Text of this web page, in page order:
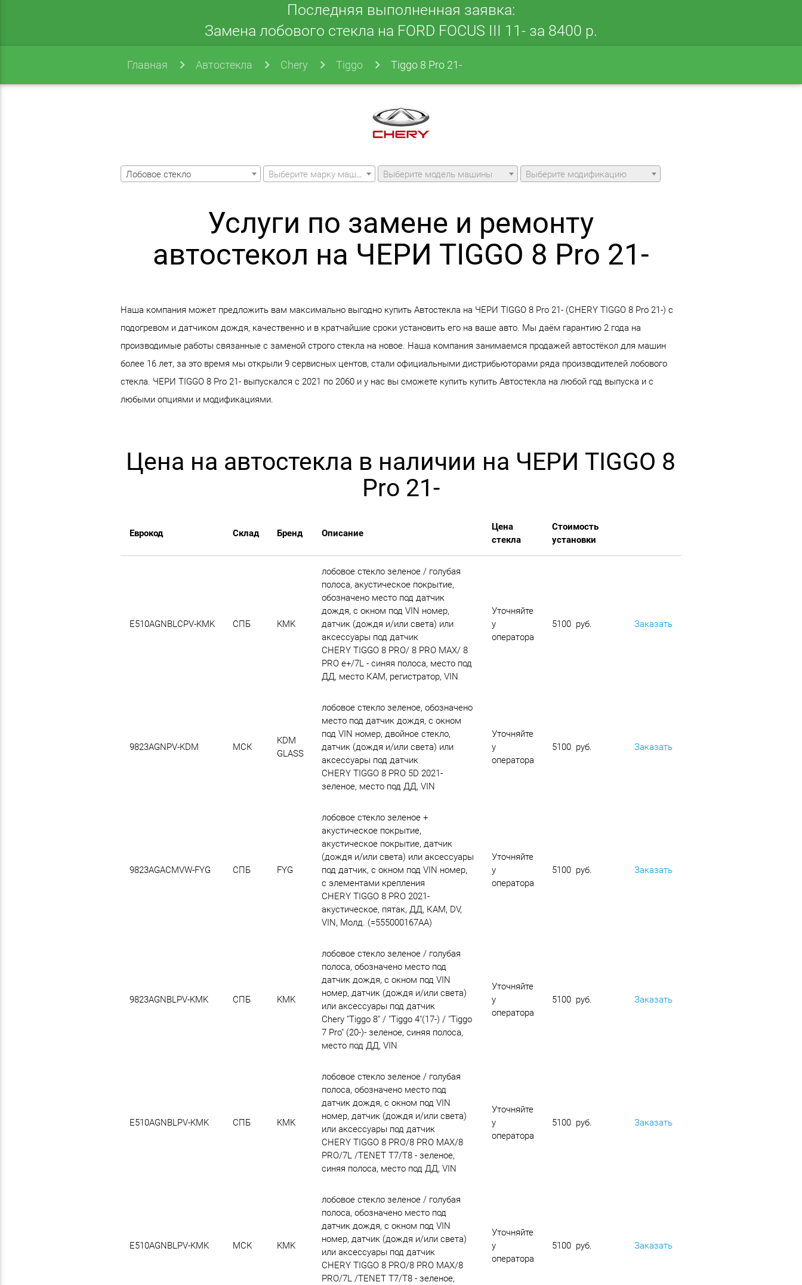
Последняя выполненная заявка:
Замена лобового стекла на FORD FOCUS III 11- за 8400 р.
Главная Автостекла Chery Tiggo Tiggo 8 Pro 21-
Лобовое стекло Выберите марку машины Выберите модель машины Выберите модификацию
Услуги по замене и ремонту
автостекол на ЧЕРИ TIGGO 8 Pro 21-
Наша компания может предложить вам максимально выгодно купить Автостекла на ЧЕРИ TIGGO 8 Pro 21- (CHERY TIGGO 8 Pro 21-) с
подогревом и датчиком дождя, качественно и в кратчайшие сроки установить его на ваше авто. Мы даём гарантию 2 года на
производимые работы связанные с заменой строго стекла на новое. Наша компания занимаемся продажей автостёкол для машин
более 16 лет, за это время мы открыли 9 сервисных центов, стали официальными дистрибьюторами ряда производителей лобового
стекла. ЧЕРИ TIGGO 8 Pro 21- выпускался с 2021 по 2060 и у нас вы сможете купить купить Автостекла на любой год выпуска и с
любыми опциями и модификациями.
Цена на автостекла в наличии на ЧЕРИ TIGGO 8
Pro 21-
Еврокод Склад Бренд Описание
Цена
стекла
Стоимость
установки
E510AGNBLCPV-KMK СПБ KMK
лобовое стекло зеленое / голубая
полоса, акустическое покрытие,
обозначено место под датчик
дождя, с окном под VIN номер,
датчик (дождя и/или света) или
аксессуары под датчик
CHERY TIGGO 8 PRO/ 8 PRO MAX/ 8
PRO e+/7L - синяя полоса, место под
ДД, место КАМ, регистратор, VIN
Уточняйте
у
оператора
5100 руб. Заказать
9823AGNPV-KDM МСК
KDM
GLASS
лобовое стекло зеленое, обозначено
место под датчик дождя, с окном
под VIN номер, двойное стекло,
датчик (дождя и/или света) или
аксессуары под датчик
CHERY TIGGO 8 PRO 5D 2021-
зеленое, место под ДД, VIN
Уточняйте
у
оператора
5100 руб. Заказать
9823AGACMVW-FYG СПБ FYG
лобовое стекло зеленое +
акустическое покрытие,
акустическое покрытие, датчик
(дождя и/или света) или аксессуары
под датчик, с окном под VIN номер,
с элементами крепления
CHERY TIGGO 8 PRO 2021-
акустическое, пятак, ДД, КАМ, DV,
VIN, Молд. (=555000167AA)
Уточняйте
у
оператора
5100 руб. Заказать
9823AGNBLPV-KMK СПБ KMK
лобовое стекло зеленое / голубая
полоса, обозначено место под
датчик дождя, с окном под VIN
номер, датчик (дождя и/или света)
или аксессуары под датчик
Chery "Tiggo 8" / "Tiggo 4"(17-) / "Tiggo
7 Pro" (20-)- зеленое, синяя полоса,
место под ДД, VIN
Уточняйте
у
оператора
5100 руб. Заказать
E510AGNBLPV-KMK СПБ KMK
лобовое стекло зеленое / голубая
полоса, обозначено место под
датчик дождя, с окном под VIN
номер, датчик (дождя и/или света)
или аксессуары под датчик
CHERY TIGGO 8 PRO/8 PRO MAX/8
PRO/7L /TENET T7/T8 - зеленое,
синяя полоса, место под ДД, VIN
Уточняйте
у
оператора
5100 руб. Заказать
E510AGNBLPV-KMK МСК KMK
лобовое стекло зеленое / голубая
полоса, обозначено место под
датчик дождя, с окном под VIN
номер, датчик (дождя и/или света)
или аксессуары под датчик
CHERY TIGGO 8 PRO/8 PRO MAX/8
PRO/7L /TENET T7/T8 - зеленое,
Уточняйте
у
оператора
5100 руб. Заказать